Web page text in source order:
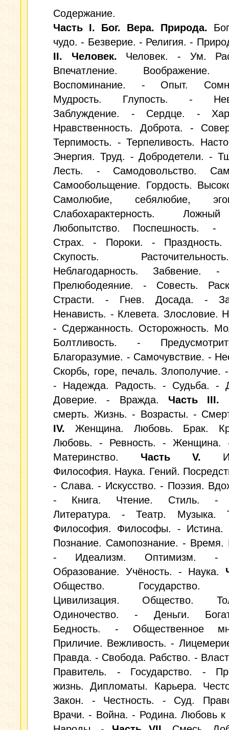
Содержание.
Часть I. Бог. Вера. Природа.
чудо. - Безверие. - Религия. -
II. Человек. Человек. - Ум.
Впечатление. Воображение.
Воспоминание. - Опыт.
Мудрость. Глупость. -
Заблуждение. - Сердце. -
Нравственность. Доброта. -
Терпимость. - Терпеливость.
Энергия. Труд. - Добродетели. -
Лесть. - Самодовольство.
Самообольщение. Гордость.
Самолюбие, себялюбие,
Слабохарактерность.
Любопытство. Поспешность. -
Страх. - Пороки. -
Скупость.
Неблагодарность. Забвение. -
Прелюбодеяние. - Совесть.
Страсти. - Гнев. Досада. -
Ненависть. - Клевета. Злословие.
- Сдержанность. Осторожность.
Болтливость. -
Благоразумие. - Самочувствие. -
Скорбь, горе, печаль. Злополучие.
- Надежда. Радость. - Судьба. -
Доверие. - Вражда. Часть III.
смерть. Жизнь. - Возрасты. -
IV. Женщина. Любовь. Брак.
Любовь. - Ревность. - Женщина.
Материнство. Часть V.
Философия. Наука. Гений.
- Слава. - Искусство. - Поэзия.
- Книга. Чтение. Стиль. -
Литература. - Театр. Музыка.
Философия. Философы. -
Познание. Самопознание. - Время.
- Идеализм. Оптимизм. -
Образование. Учёность. - Наука.
Общество. Государство.
Цивилизация. Общество.
Одиночество. - Деньги.
Бедность. - Общественное
Приличие. Вежливость. -
Правда. - Свобода. Рабство. -
Правитель. - Государство. -
жизнь. Дипломаты. Карьера.
Закон. - Честность. - Суд.
Врачи. - Война. - Родина. Любовь к